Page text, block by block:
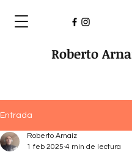
Roberto
Entrada
Roberto Arnaiz
1 feb 2025 4 min de lectura